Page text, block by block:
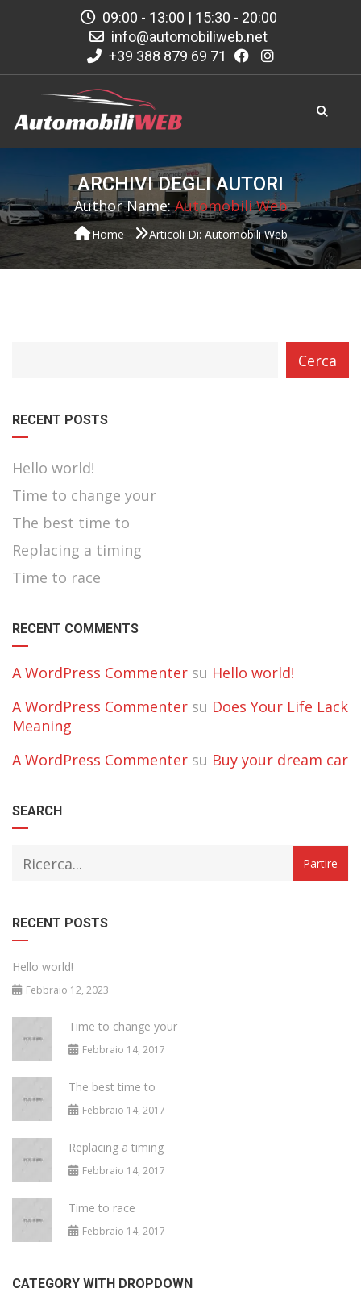
09:00 - 13:00 | 15:30 - 20:00
info@automobiliweb.net
+39 388 879 69 71
ARCHIVI DEGLI AUTORI
Author Name:Automobili Web
Home Articoli Di: Automobili Web
Cerca
RECENT POSTS
Hello world!
Time to change your
The best time to
Replacing a timing
Time to race
RECENT COMMENTS
A WordPress Commenter su Hello world!
A WordPress Commenter su Does Your Life Lack
Meaning
A WordPress Commenter su Buy your dream car
SEARCH
RECENT POSTS
Hello world!
Febbraio 12, 2023
Time to change your
Febbraio 14, 2017
The best time to
Febbraio 14, 2017
Replacing a timing
Febbraio 14, 2017
Time to race
Febbraio 14, 2017
CATEGORY WITH DROPDOWN